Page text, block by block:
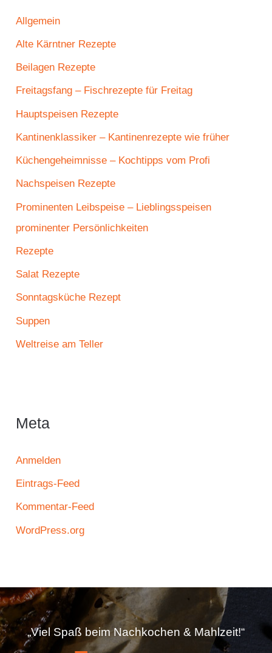
Allgemein
Alte Kärntner Rezepte
Beilagen Rezepte
Freitagsfang – Fischrezepte für Freitag
Hauptspeisen Rezepte
Kantinenklassiker – Kantinenrezepte wie früher
Küchengeheimnisse – Kochtipps vom Profi
Nachspeisen Rezepte
Prominenten Leibspeise – Lieblingsspeisen
prominenter Persönlichkeiten
Rezepte
Salat Rezepte
Sonntagsküche Rezept
Suppen
Weltreise am Teller
Meta
Anmelden
Eintrags-Feed
Kommentar-Feed
WordPress.org
„Viel Spaß beim Nachkochen & Mahlzeit!“